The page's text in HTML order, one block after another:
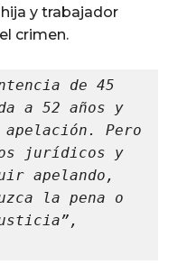
y trabajador
crimen.
de 45
a 52 años y
Pero
jurídicos y
apelando,
la pena o